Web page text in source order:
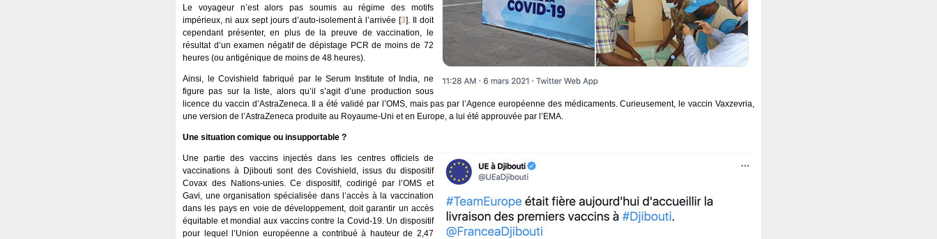
Le voyageur n’est alors pas soumis au régime des motifs
impérieux, ni aux sept jours d’auto-isolement à l’arrivée [3]. Il doit
cependant présenter, en plus de la preuve de vaccination, le
résultat d’un examen négatif de dépistage PCR de moins de 72
heures (ou antigénique de moins de 48 heures).
Ainsi, le Covishield fabriqué par le Serum Institute of India, ne
figure pas sur la liste, alors qu’il s’agit d’une production sous
licence du vaccin d’AstraZeneca. Il a été validé par l’OMS, mais pas par l’Agence européenne des médicaments. Curieusement, le vaccin Vaxzevria,
une version de l’AstraZeneca produite au Royaume-Uni et en Europe, a lui été approuvée par l’EMA.
Une situation comique ou insupportable ?
Une partie des vaccins injectés dans les centres officiels de
vaccinations à Djibouti sont des Covishield, issus du dispositif
Covax des Nations-unies. Ce dispositif, codirigé par l’OMS et
Gavi, une organisation spécialisée dans l’accès à la vaccination
dans les pays en voie de développement, doit garantir un accès
équitable et mondial aux vaccins contre la Covid-19. Un dispositif
pour lequel l’Union européenne a contribué à hauteur de 2,47